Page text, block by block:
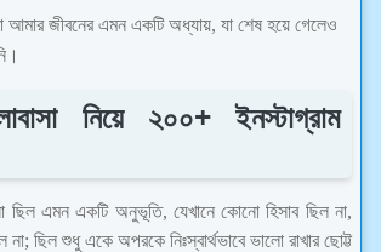
আমার জীবনের এমন একটি অধ্যায়, যা শেষ হয়ে গেলেও
নিয়ে ২০০+ ইনস্টাগ্রাম
ছিল এমন একটি অনুভূতি, যেখানে কোনো হিসাব ছিল না,
না; ছিল শুধু একে অপরকে নিঃস্বার্থভাবে ভালো রাখার ছোট্ট